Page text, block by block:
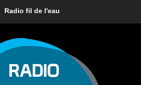
Radio fil de l'eau